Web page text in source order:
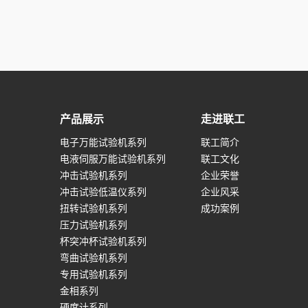
产品展示
电子万能试验机系列
电液伺服万能试验机系列
冲击试验机系列
冲击试验低温仪系列
扭转试验机系列
压力试验机系列
杯突冲杯试验机系列
弯曲试验机系列
专用试验机系列
金相系列
走进联工
联工简介
联工文化
企业荣誉
企业风采
成功案例